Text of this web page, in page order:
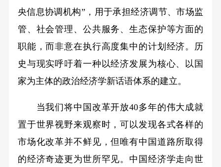
央信息协调机构”，用于承担经济调节、市场监
管、社会管理、公共服务、生态保护等方面的
职能，而非意在执行高度集中的计划经济。历
史与现实呼吁着一种以经济发展为核心、以国
家为主体的政治经济学新话语体系的建立。
当我们将中国改革开放40多年的伟大成就
置于世界视野来观察时，可以发现各式各样的
市场化改革并不鲜见，但唯有中国道路所取得
的经济奇迹更为世所罕见。中国经济学走向世